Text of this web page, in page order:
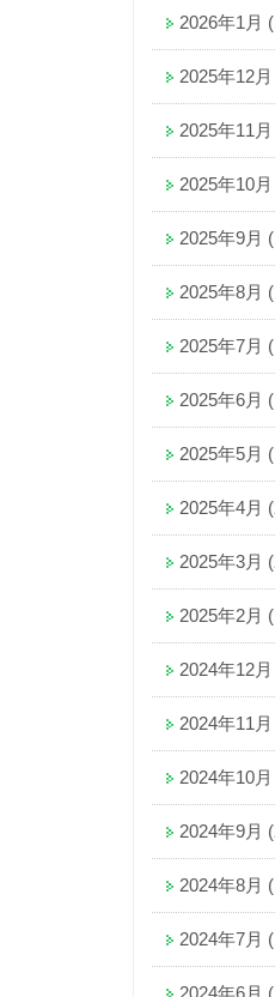
2026年1月
2025年12月
2025年11月
2025年10月
2025年9月
2025年8月
2025年7月
2025年6月
2025年5月
2025年4月
2025年3月
2025年2月
2024年12月
2024年11月
2024年10月
2024年9月
2024年8月
2024年7月
2024年6月